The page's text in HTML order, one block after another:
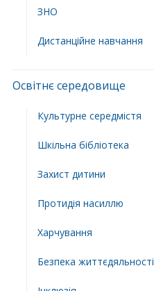
ЗНО
Дистанційне навчання
Освітнє середовище
Культурне середмістя
Шкільна бібліотека
Захист дитини
Протидія насиллю
Харчування
Безпека життєдяльності